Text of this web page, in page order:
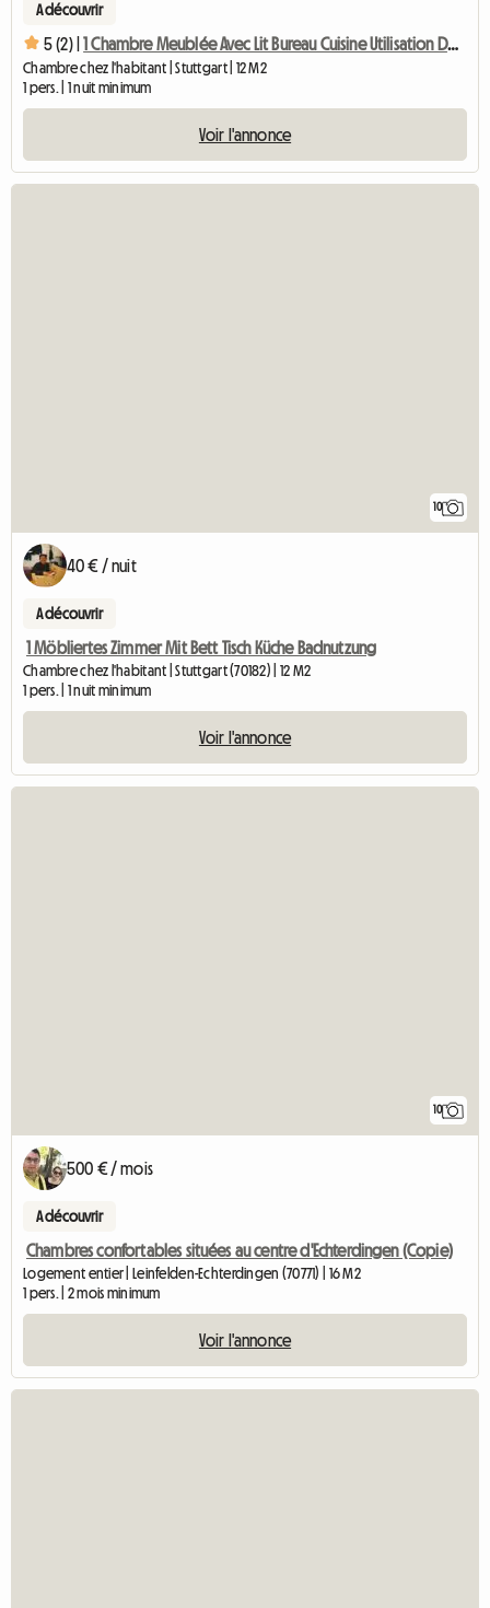
A découvrir
5 (2) | 1 Chambre Meublée Avec Lit Bureau Cuisine Utilisation De La Salle De Bain
Chambre chez l'habitant | Stuttgart | 12 M2
1 pers. | 1 nuit minimum
Voir l'annonce
10
40 € / nuit
A découvrir
1 Möbliertes Zimmer Mit Bett Tisch Küche Badnutzung
Chambre chez l'habitant | Stuttgart (70182) | 12 M2
1 pers. | 1 nuit minimum
Voir l'annonce
10
500 € / mois
A découvrir
Chambres confortables situées au centre d'Echterdingen (Copie)
Logement entier | Leinfelden-Echterdingen (70771) | 16 M2
1 pers. | 2 mois minimum
Voir l'annonce